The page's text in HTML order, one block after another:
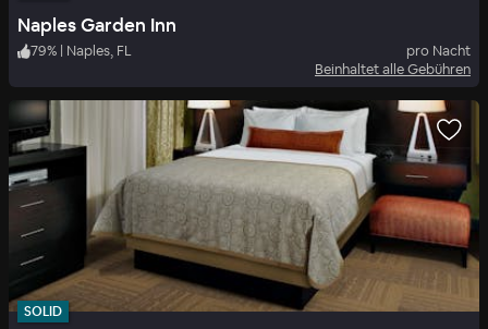
Naples Garden Inn
79% | Naples, FL
pro Nacht
Beinhaltet alle Gebühren
SOLID